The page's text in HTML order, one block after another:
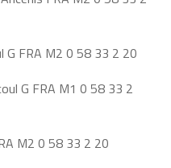
G FRA M2 0 58 33 2 20
G FRA M1 0 58 33 2
M2 0 58 33 2 20